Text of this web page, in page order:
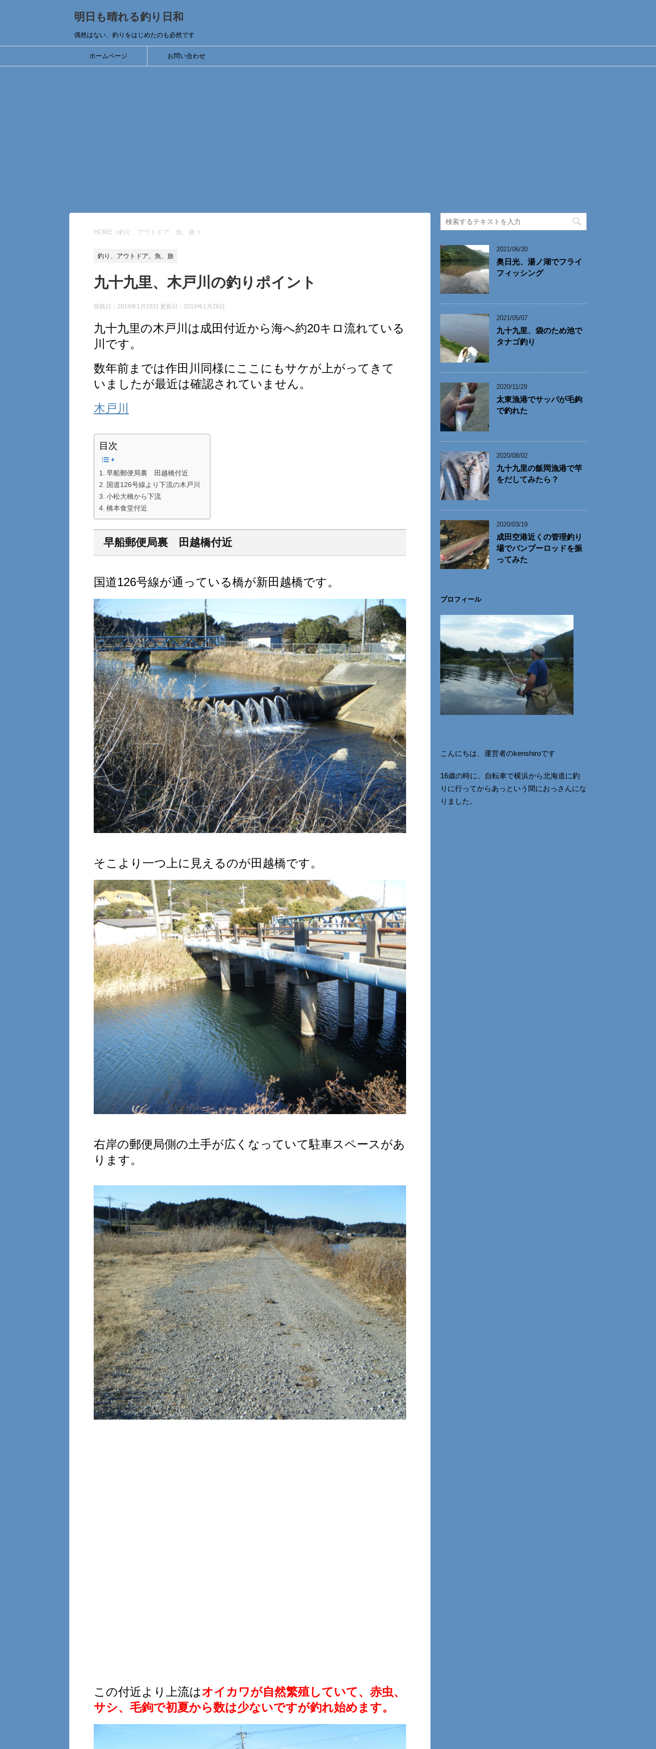
明日も晴れる釣り日和
偶然はない、釣りをはじめたのも必然です
ホームページ お問い合わせ
HOME >釣り、アウトドア、魚、旅 >
釣り、アウトドア、魚、旅
九十九里、木戸川の釣りポイント
投稿日：2019年1月28日 更新日： 2019年1月29日
九十九里の木戸川は成田付近から海へ約20キロ流れている
川です。
数年前までは作田川同様にここにもサケが上がってきて
いましたが最近は確認されていません。
木戸川
目次
早船郵便局裏 田越橋付近
国道126号線より下流の木戸川
小松大橋から下流
橋本食堂付近
早船郵便局裏 田越橋付近
国道126号線が通っている橋が新田越橋です。
そこより一つ上に見えるのが田越橋です。
右岸の郵便局側の土手が広くなっていて駐車スペースがあ
ります。
この付近より上流はオイカワが自然繁殖していて、赤虫、
サシ、毛鉤で初夏から数は少ないですが釣れ始めます。
2021/06/30
奥日光、湯ノ湖でフライ
フィッシング
2021/05/07
九十九里、袋のため池で
タナゴ釣り
2020/11/29
太東漁港でサッパが毛鉤
で釣れた
2020/08/02
九十九里の飯岡漁港で竿
をだしてみたら？
2020/03/19
成田空港近くの管理釣り
場でバンブーロッドを振
ってみた
プロフィール
こんにちは、運営者のkenshiroです
16歳の時に、自転車で横浜から北海道に釣
りに行ってからあっという間におっさんにな
りました。